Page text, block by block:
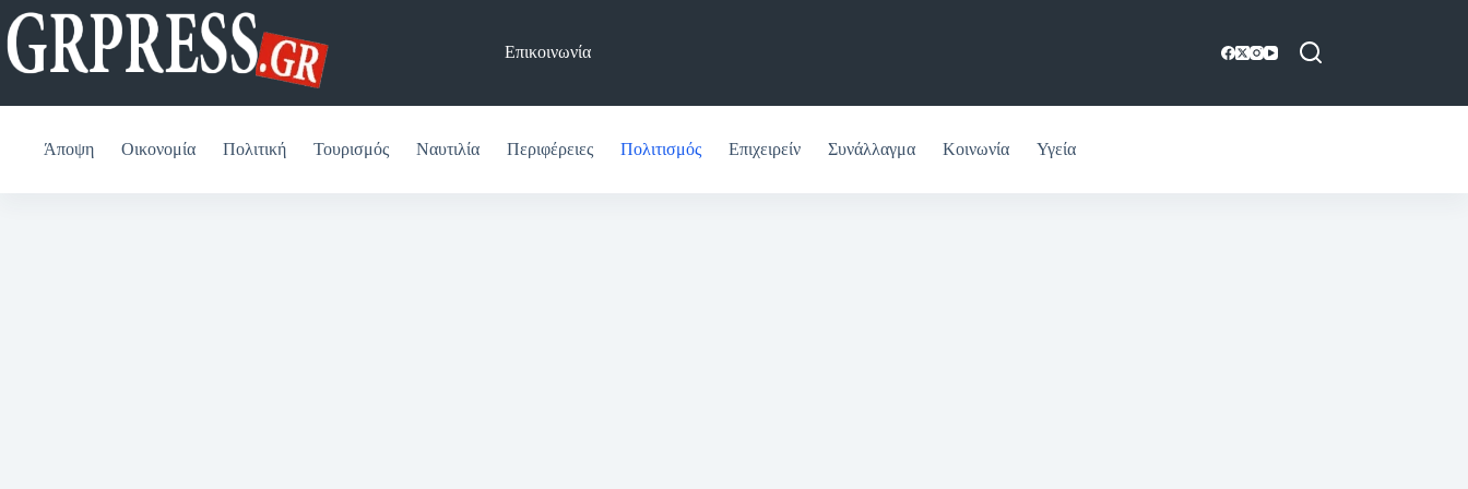
Μετάβαση
στο
περιεχόμενο
Επικοινωνία
Άποψη Οικονομία Πολιτική Τουρισμός Ναυτιλία Περιφέρειες Πολιτισμός Επιχειρείν Συνάλλαγμα Κοινωνία Υγεία